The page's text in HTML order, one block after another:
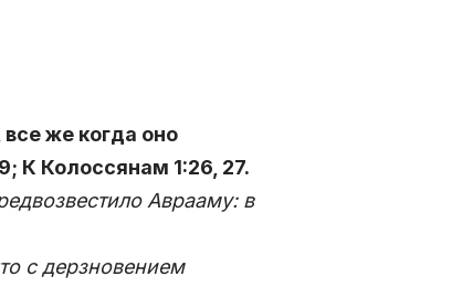
же когда оно
К Колоссянам 1:26, 27.
Аврааму: в
с дерзновением